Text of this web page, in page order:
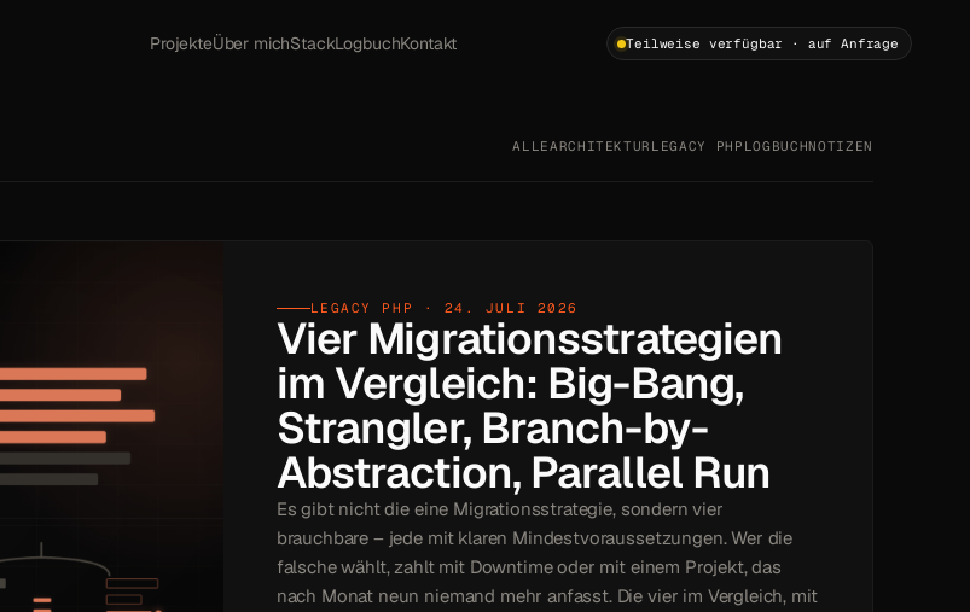
ProjekteÜber michStackLogbuchKontakt Teilweise verfügbar · auf Anfrage
ALLEARCHITEKTUR LEGACY PHP LOGBUCHNOTIZEN
LEGACY PHP · 24. JULI 2026
Vier Migrationsstrategien
im Vergleich: Big-Bang,
Strangler, Branch-by-
Abstraction, Parallel Run
Es gibt nicht die eine Migrationsstrategie, sondern vier
brauchbare – jede mit klaren Mindestvoraussetzungen. Wer die
falsche wählt, zahlt mit Downtime oder mit einem Projekt, das
nach Monat neun niemand mehr anfasst. Die vier im Vergleich, mit